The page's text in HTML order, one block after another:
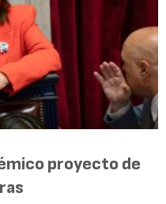
proyecto de